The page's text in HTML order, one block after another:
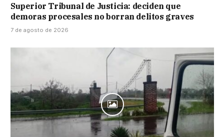
Superior Tribunal de Justicia: deciden que
demoras procesales no borran delitos graves
7 de agosto de 2026